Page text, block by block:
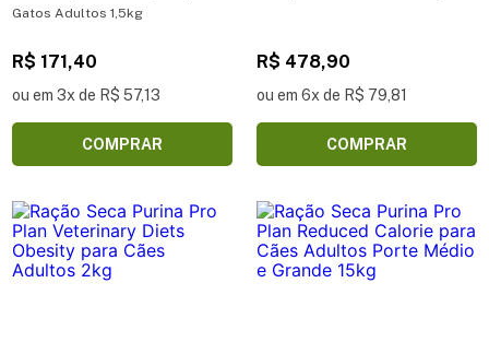
Gatos Adultos 1,5kg
R$ 171,40
ou em 3x de R$ 57,13
COMPRAR
R$ 478,90
ou em 6x de R$ 79,81
COMPRAR